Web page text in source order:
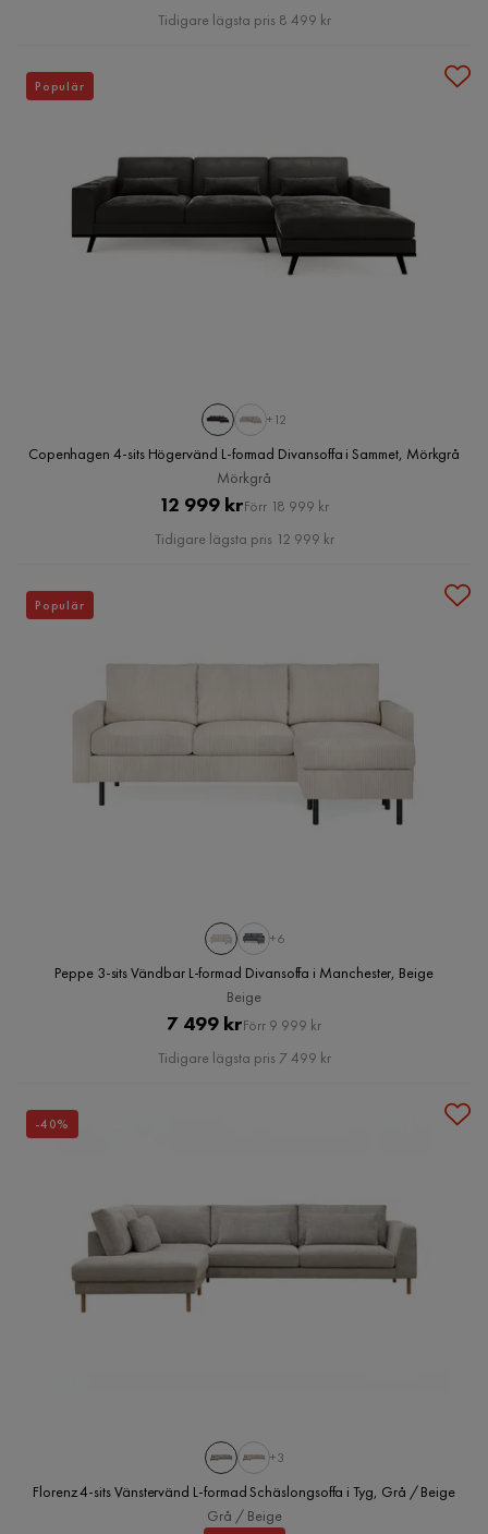
Pris
Tidigare lägsta pris 8 499 kr
+12
Copenhagen 4-sits Högervänd L-formad Divansoffa i Sammet, Mörkgrå
Mörkgrå
Pris
12 999 krOriginal
Pris
Förr 18 999 kr
Tidigare lägsta pris 12 999 kr
Populär
+6
Peppe 3-sits Vändbar L-formad Divansoffa i Manchester, Beige
Beige
Pris
7 499 krOriginal
Pris
Förr 9 999 kr
Tidigare lägsta pris 7 499 kr
Populär
+3
Florenz 4-sits Vänstervänd L-formad Schäslongsoffa i Tyg, Grå / Beige
Grå / Beige
-40%